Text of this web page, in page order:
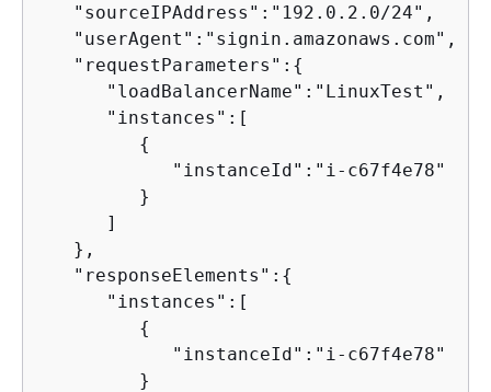
   "sourceIPAddress":"192.0.2.0/24",
   "userAgent":"signin.amazonaws.com",
   "requestParameters":
{
      "loadBalancerName":"LinuxTest",
      "instances":[
{
            "instanceId":"i-c67f4e78"
         }
      ]
   },
   "responseElements":
{
      "instances":[
{
            "instanceId":"i-c67f4e78"
         }